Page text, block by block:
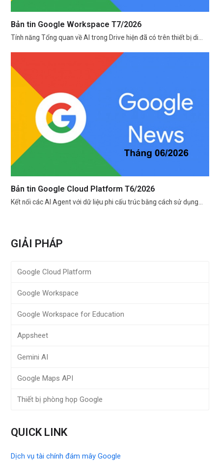
Bản tin Google Workspace T7/2026
Tính năng Tổng quan về AI trong Drive hiện đã có trên thiết bị di…
Bản tin Google Cloud Platform T6/2026
Kết nối các AI Agent với dữ liệu phi cấu trúc bằng cách sử dụng…
GIẢI PHÁP
Google Cloud Platform
Google Workspace
Google Workspace for Education
Appsheet
Gemini AI
Google Maps API
Thiết bị phòng họp Google
QUICK LINK
Dịch vụ tài chính đám mây Google